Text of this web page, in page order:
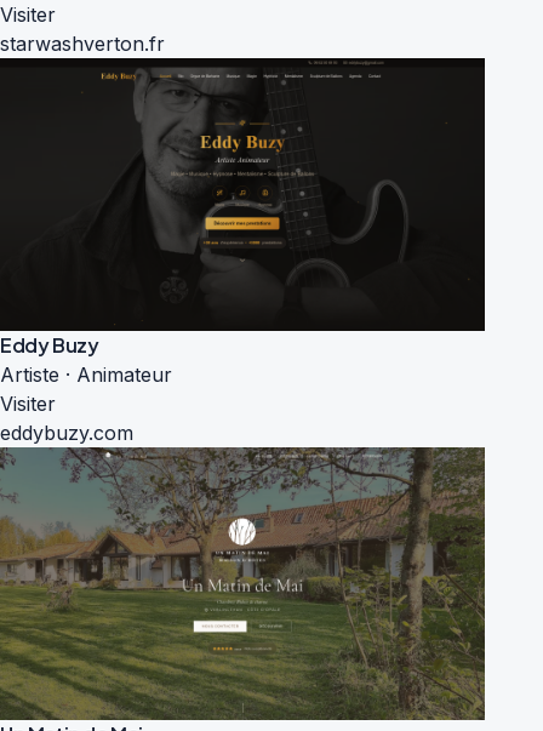
Visiter
starwashverton.fr
Eddy Buzy
Artiste · Animateur
Visiter
eddybuzy.com